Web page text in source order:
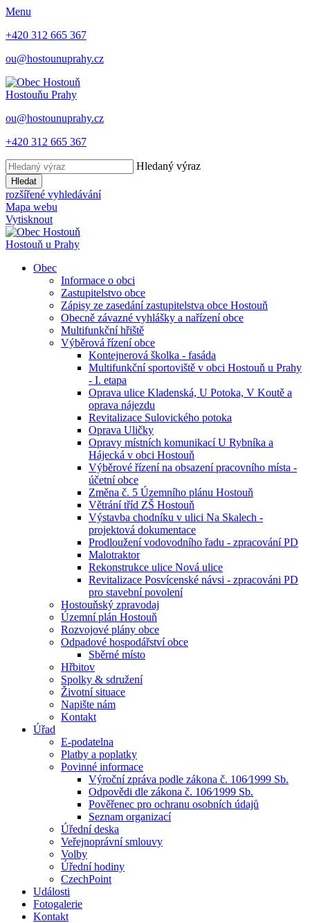
Menu
+420 312 665 367
ou@hostounuprahy.cz
Hostouňu Prahy
ou@hostounuprahy.cz
+420 312 665 367
Hledaný výraz
Hledat
rozšířené vyhledávání
Mapa webu
Vytisknout
Hostouň u Prahy
Obec
Informace o obci
Zastupitelstvo obce
Zápisy ze zasedání zastupitelstva obce Hostouň
Obecně závazné vyhlášky a nařízení obce
Multifunkční hřiště
Výběrová řízení obce
Kontejnerová školka - fasáda
Multifunkční sportoviště v obci Hostouň u Prahy
- I. etapa
Oprava ulice Kladenská, U Potoka, V Koutě a
oprava nájezdu
Revitalizace Sulovického potoka
Oprava Uličky
Opravy místních komunikací U Rybníka a
Hájecká v obci Hostouň
Výběrové řízení na obsazení pracovního místa -
účetní obce
Změna č. 5 Územního plánu Hostouň
Větrání tříd ZŠ Hostouň
Výstavba chodníku v ulici Na Skalech -
projektová dokumentace
Prodloužení vodovodního řadu - zpracování PD
Malotraktor
Rekonstrukce ulice Nová ulice
Revitalizace Posvícenské návsi - zpracováni PD
pro stavební povolení
Hostouňský zpravodaj
Územní plán Hostouň
Rozvojové plány obce
Odpadové hospodářství obce
Sběrné místo
Hřbitov
Spolky & sdružení
Životní situace
Napište nám
Kontakt
Úřad
E-podatelna
Platby a poplatky
Povinné informace
Výroční zpráva podle zákona č. 106⁄1999 Sb.
Odpovědi dle zákona č. 106⁄1999 Sb.
Pověřenec pro ochranu osobních údajů
Seznam organizací
Úřední deska
Veřejnoprávní smlouvy
Volby
Úřední hodiny
CzechPoint
Události
Fotogalerie
Kontakt